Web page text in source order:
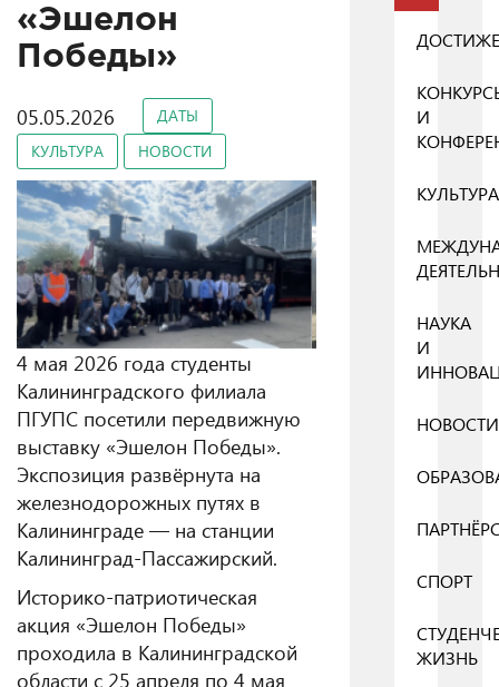
«Эшелон
Победы»
05.05.2026
ДАТЫ
КУЛЬТУРА
НОВОСТИ
4 мая 2026 года студенты
Калининградского филиала
ПГУПС посетили передвижную
выставку «Эшелон Победы».
Экспозиция развёрнута на
железнодорожных путях в
Калининграде — на станции
Калининград‑Пассажирский.
Историко‑патриотическая
акция «Эшелон Победы»
проходила в Калининградской
области с 25 апреля по 4 мая
И
КУЛЬТУРА
НАУКА
И
НОВОСТИ
СПОРТ
ЖИЗНЬ